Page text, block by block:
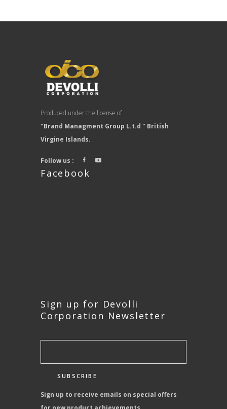
Produced under the license of
"Brand Managment Group L.t.d " British
Virgine Islands.
Follow us :
Facebook
Sign up for Devolli
Corporation Newsletter
Sign up to receive emails on special offers